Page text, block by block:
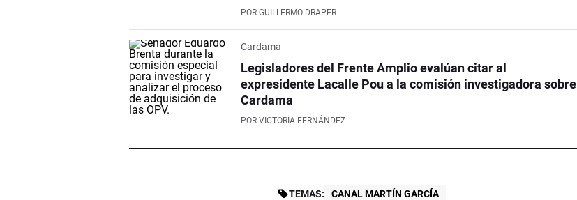
POR GUILLERMO DRAPER
Cardama
Legisladores del Frente Amplio evalúan citar al
expresidente Lacalle Pou a la comisión investigadora sobre
Cardama
POR VICTORIA FERNÁNDEZ
TEMAS: CANAL MARTÍN GARCÍA